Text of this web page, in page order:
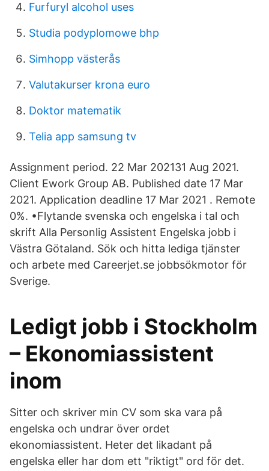
Furfuryl alcohol uses
Studia podyplomowe bhp
Simhopp västerås
Valutakurser krona euro
Doktor matematik
Telia app samsung tv
Assignment period. 22 Mar 202131 Aug 2021.
Client Ework Group AB. Published date 17 Mar
2021. Application deadline 17 Mar 2021 . Remote
0%. •Flytande svenska och engelska i tal och
skrift Alla Personlig Assistent Engelska jobb i
Västra Götaland. Sök och hitta lediga tjänster
och arbete med Careerjet.se jobbsökmotor för
Sverige.
Ledigt jobb i Stockholm
– Ekonomiassistent
inom
Sitter och skriver min CV som ska vara på
engelska och undrar över ordet
ekonomiassistent. Heter det likadant på
engelska eller har dom ett "riktigt" ord för det.